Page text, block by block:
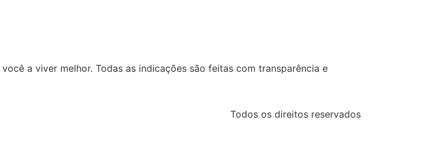
a viver melhor. Todas as indicações são feitas com transparência e
Todos os direitos reservados